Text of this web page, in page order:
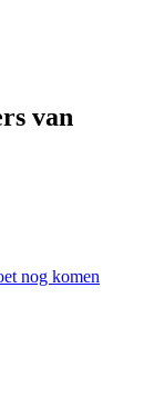
van
nog komen